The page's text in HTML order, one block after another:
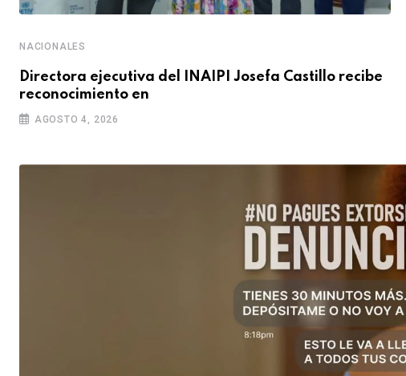
NACIONALES
Directora ejecutiva del INAIPI Josefa Castillo recibe
reconocimiento en
AGOSTO 4, 2026